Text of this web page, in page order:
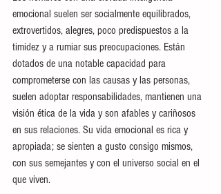
emocional suelen ser socialmente equilibrados,
extrovertidos, alegres, poco predispuestos a la
timidez y a rumiar sus preocupaciones. Están
dotados de una notable capacidad para
comprometerse con las causas y las personas,
suelen adoptar responsabilidades, mantienen una
visión ética de la vida y son afables y cariñosos
en sus relaciones. Su vida emocional es rica y
apropiada; se sienten a gusto consigo mismos,
con sus semejantes y con el universo social en el
que viven.